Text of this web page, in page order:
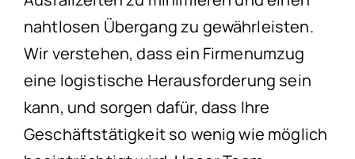
nahtlosen Übergang zu gewährleisten.
Wir verstehen, dass ein Firmenumzug
eine logistische Herausforderung sein
kann, und sorgen dafür, dass Ihre
Geschäftstätigkeit so wenig wie möglich